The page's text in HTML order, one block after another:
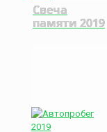
Свеча
памяти 2019